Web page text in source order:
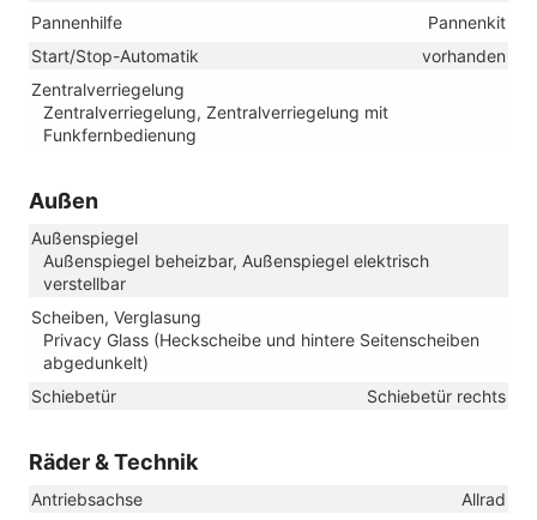
Pannenhilfe
Pannenkit
Start/Stop-Automatik
vorhanden
Zentralverriegelung
Zentralverriegelung, Zentralverriegelung mit
Funkfernbedienung
Außen
Außenspiegel
Außenspiegel beheizbar, Außenspiegel elektrisch
verstellbar
Scheiben, Verglasung
Privacy Glass (Heckscheibe und hintere Seitenscheiben
abgedunkelt)
Schiebetür
Schiebetür rechts
Räder & Technik
Antriebsachse
Allrad